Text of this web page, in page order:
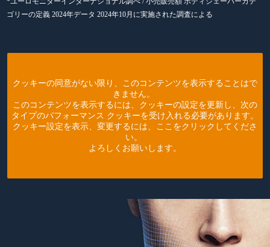
ゴリーの定義 2024年データ 2024年10月に実施された調査による
クッキーの同意がない限り、このコンテンツを表示することはで
きません。
このコンテンツを表示するには、クッキーの設定を更新し、次の
タイプのパフォーマンス クッキーを受け入れる必要があります。
クッキー設定を表示、変更するには、ここをクリックしてくださ
い。
よろしくお願いします。